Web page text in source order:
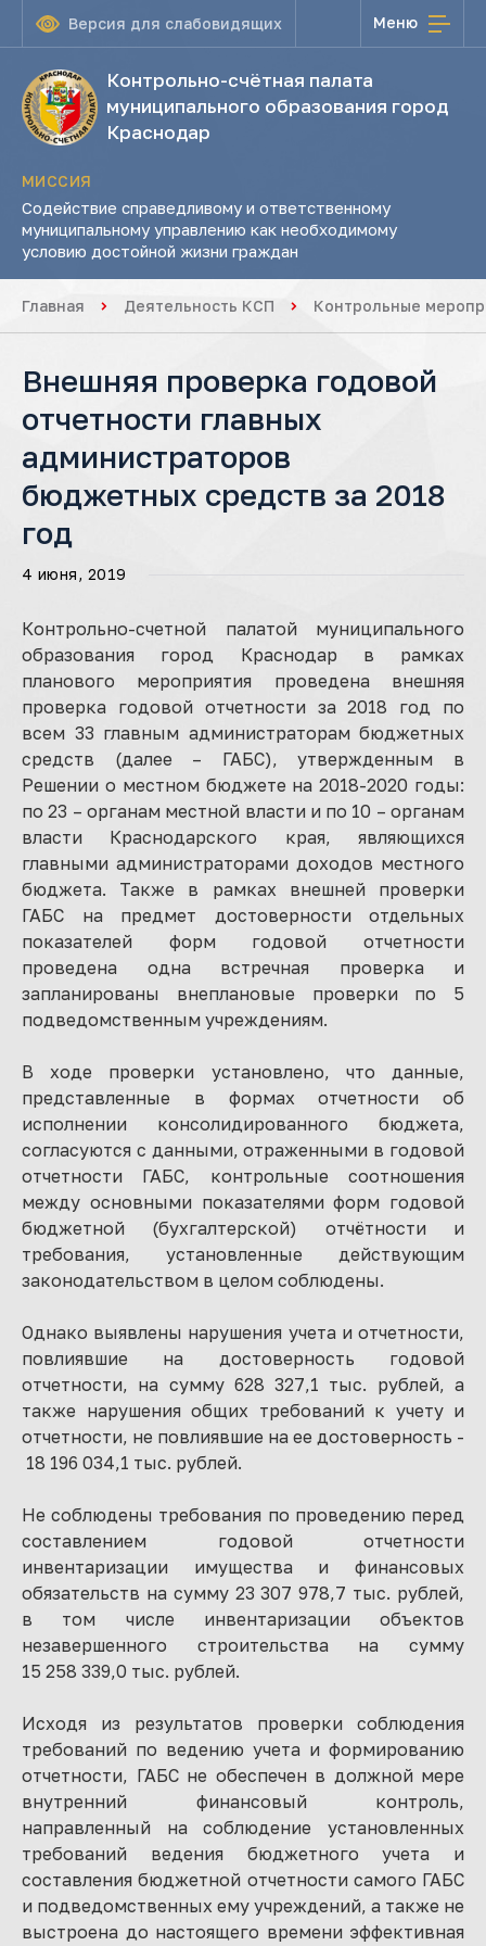
Версия для слабовидящих Меню
Контрольно-счётная палата
муниципального образования город
Краснодар
МИССИЯ
Содействие справедливому и ответственному
муниципальному управлению как необходимому
условию достойной жизни граждан
Главная Деятельность КСП Контрольные
Внешняя проверка годовой
отчетности главных
администраторов
бюджетных средств за 2018
год
4 июня, 2019
Контрольно-счетной палатой муниципального
образования город Краснодар в рамках
планового мероприятия проведена внешняя
проверка годовой отчетности за 2018 год по
всем 33 главным администраторам бюджетных
средств (далее – ГАБС), утвержденным в
Решении о местном бюджете на 2018-2020 годы:
по 23 – органам местной власти и по 10 – органам
власти Краснодарского края, являющихся
главными администраторами доходов местного
бюджета. Также в рамках внешней проверки
ГАБС на предмет достоверности отдельных
показателей форм годовой отчетности
проведена одна встречная проверка и
запланированы внеплановые проверки по 5
подведомственным учреждениям.
В ходе проверки установлено, что данные,
представленные в формах отчетности об
исполнении консолидированного бюджета,
согласуются с данными, отраженными в годовой
отчетности ГАБС, контрольные соотношения
между основными показателями форм годовой
бюджетной (бухгалтерской) отчётности и
требования, установленные действующим
законодательством в целом соблюдены.
Однако выявлены нарушения учета и отчетности,
повлиявшие на достоверность годовой
отчетности, на сумму 628 327,1 тыс. рублей, а
также нарушения общих требований к учету и
отчетности, не повлиявшие на ее достоверность -
18 196 034,1 тыс. рублей.
Не соблюдены требования по проведению перед
составлением годовой отчетности
инвентаризации имущества и финансовых
обязательств на сумму 23 307 978,7 тыс. рублей,
в том числе инвентаризации объектов
незавершенного строительства на сумму
15 258 339,0 тыс. рублей.
Исходя из результатов проверки соблюдения
требований по ведению учета и формированию
отчетности, ГАБС не обеспечен в должной мере
внутренний финансовый контроль,
направленный на соблюдение установленных
требований ведения бюджетного учета и
составления бюджетной отчетности самого ГАБС
и подведомственных ему учреждений, а также не
выстроена до настоящего времени эффективная